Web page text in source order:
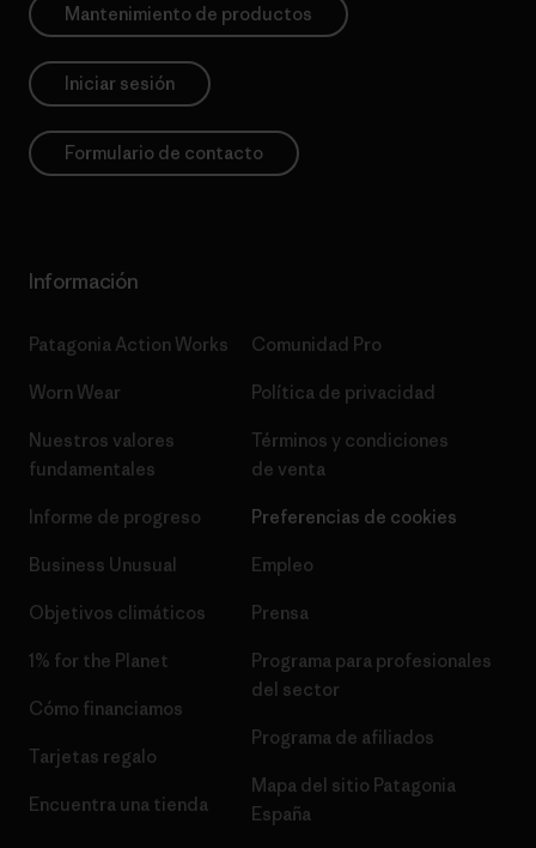
Mantenimiento de productos
Iniciar sesión
Formulario de contacto
Información
Patagonia Action Works
Worn Wear
Nuestros valores
fundamentales
Informe de progreso
Business Unusual
Objetivos climáticos
1% for the Planet
Cómo financiamos
Tarjetas regalo
Encuentra una tienda
Comunidad Pro
Política de privacidad
Términos y condiciones
de venta
Preferencias de cookies
Empleo
Prensa
Programa para profesionales
del sector
Programa de afiliados
Mapa del sitio Patagonia
España